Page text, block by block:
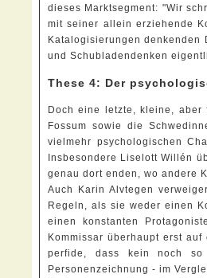
dieses Marktsegment: "Wir
mit seiner allein erziehende
Katalogisierungen denkenden
und Schubladendenken
These 4: Der
Doch eine letzte, kleine,
Fossum sowie die
vielmehr psychologischen
Insbesondere Liselott Willén
genau dort enden, wo andere
Auch Karin Alvtegen
Regeln, als sie weder einen
einen konstanten
Kommissar überhaupt erst
perfide, dass kein noch so
Personenzeichnung - im